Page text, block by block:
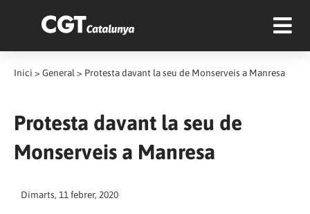
Inici > General > Protesta davant la seu de Monserveis a Manresa
Protesta davant la seu de
Monserveis a Manresa
Dimarts, 11 febrer, 2020